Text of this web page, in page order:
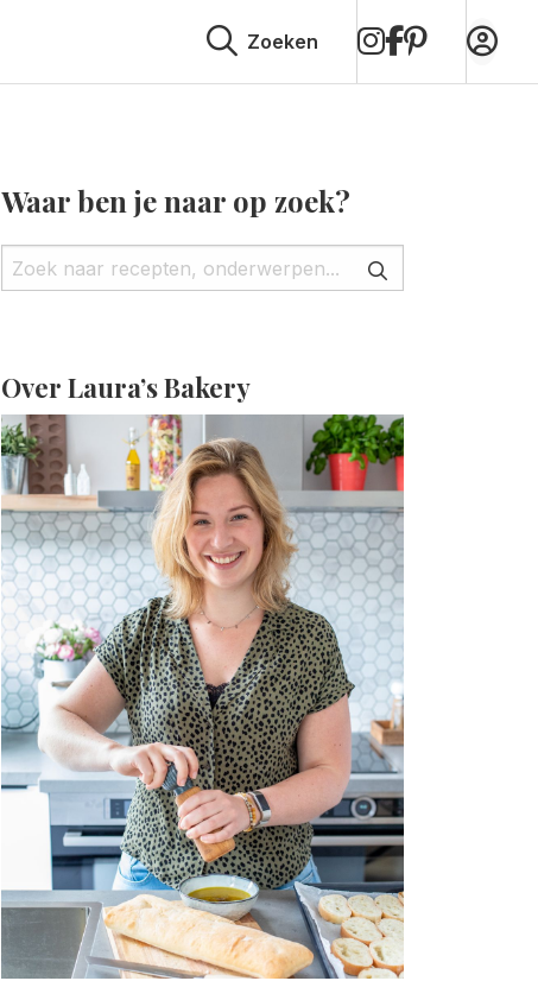
Zoeken
op
Instagram
op
Facebook
op
Pinterest
Waar ben je naar op zoek?
Over Laura’s Bakery